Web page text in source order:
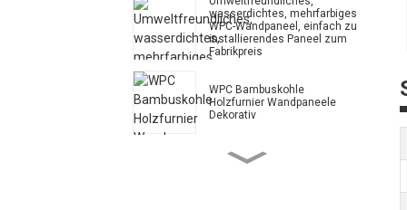
wasserdichtes, mehrfarbiges
WPC-Wandpaneel, einfach zu
installierendes Paneel zum
Fabrikpreis
WPC Bambuskohle
Holzfurnier Wandpaneele
Dekorativ
Hochwertiger beliebter
Terrassenboden aus WPC-